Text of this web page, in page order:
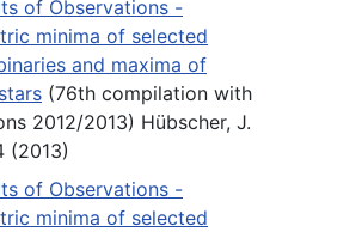
of Observations -
minima of selected
and maxima of
(76th compilation with
2012/2013) Hübscher, J.
(2013)
of Observations -
minima of selected